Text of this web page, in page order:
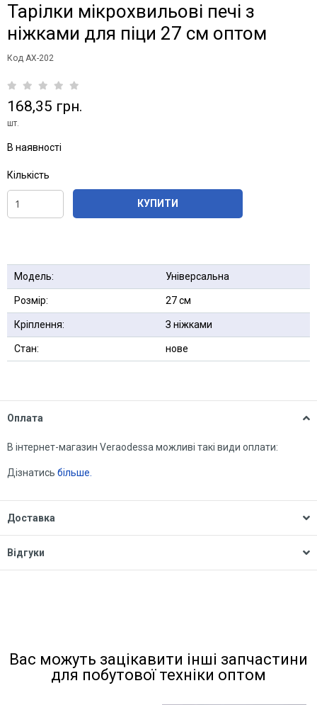
Тарілки мікрохвильові печі з
ніжками для піци 27 см оптом
Код АХ-202
168,35 грн.
шт.
В наявності
Кількість
КУПИТИ
Модель: Універсальна
Розмір: 27 см
Кріплення: З ніжками
Стан: нове
Оплата
В інтернет-магазин Veraodessa можливі такі види оплати:
Дізнатись більше.
Доставка
Відгуки
Вас можуть зацікавити інші запчастини
для побутової техніки оптом